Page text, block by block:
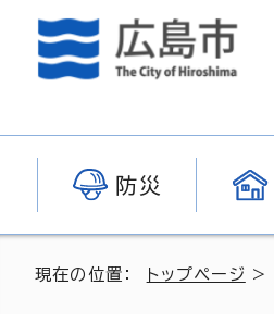
防災
現在の位置： トップページ >